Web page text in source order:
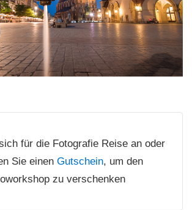
für die Fotografie Reise an oder
Sie einen Gutschein, um den
zu verschenken